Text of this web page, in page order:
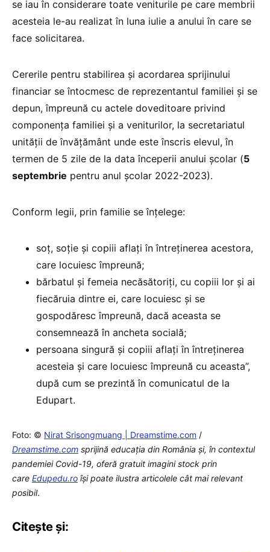
se iau în considerare toate veniturile pe care membrii
acesteia le-au realizat în luna iulie a anului în care se
face solicitarea.
Cererile pentru stabilirea și acordarea sprijinului
financiar se întocmesc de reprezentantul familiei și se
depun, împreună cu actele doveditoare privind
componența familiei și a veniturilor, la secretariatul
unității de învățământ unde este înscris elevul, în
termen de 5 zile de la data începerii anului școlar (5
septembrie pentru anul școlar 2022-2023).
Conform legii, prin familie se înțelege:
soț, soție și copiii aflați în întreținerea acestora,
care locuiesc împreună;
bărbatul și femeia necăsătoriți, cu copiii lor și ai
fiecăruia dintre ei, care locuiesc și se
gospodăresc împreună, dacă aceasta se
consemnează în ancheta socială;
persoana singură și copiii aflați în întreținerea
acesteia și care locuiesc împreună cu aceasta”,
după cum se prezintă în comunicatul de la
Edupart.
Foto: © Nirat Srisongmuang | Dreamstime.com /
Dreamstime.com sprijină educaţia din România şi, în contextul
pandemiei Covid-19, oferă gratuit imagini stock prin
care Edupedu.ro îşi poate ilustra articolele cât mai relevant
posibil.
Citește și: